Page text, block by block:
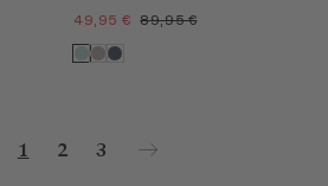
49,95 € 89,95 €
1 2 3